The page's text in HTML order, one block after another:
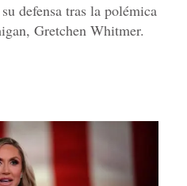
defensa tras la polémica
Gretchen Whitmer.